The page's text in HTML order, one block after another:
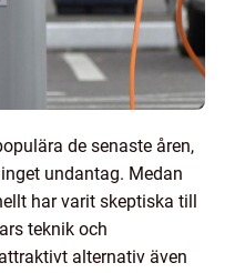
de senaste åren,
undantag. Medan
har varit skeptiska till
teknik och
alternativ även